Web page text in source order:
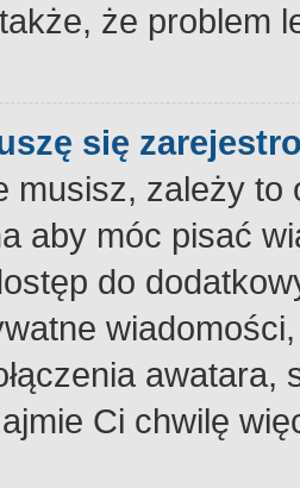
że problem
się
musisz, zależy
aby móc pisać
do
Ci chwilę